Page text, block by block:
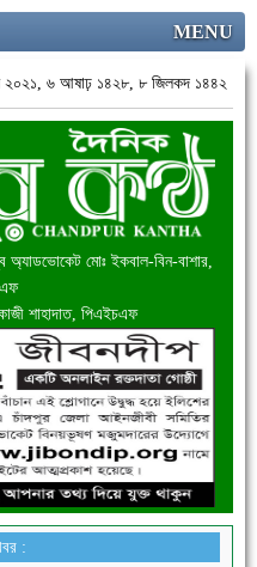
MENU
২০২১, ৬ আষাঢ় ১৪২৮, ৮ জিলকদ ১৪৪২
অ্যাডভোকেট মোঃ ইকবাল-বিন-বাশার,
শাহাদাত, পিএইচএফ
: